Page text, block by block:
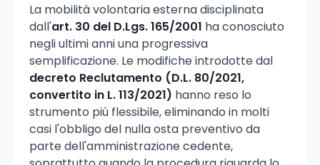
La mobilità volontaria esterna disciplinata
dall'art. 30 del D.Lgs. 165/2001 ha conosciuto
negli ultimi anni una progressiva
semplificazione. Le modifiche introdotte dal
decreto Reclutamento (D.L. 80/2021,
convertito in L. 113/2021) hanno reso lo
strumento più flessibile, eliminando in molti
casi l'obbligo del nulla osta preventivo da
parte dell'amministrazione cedente,